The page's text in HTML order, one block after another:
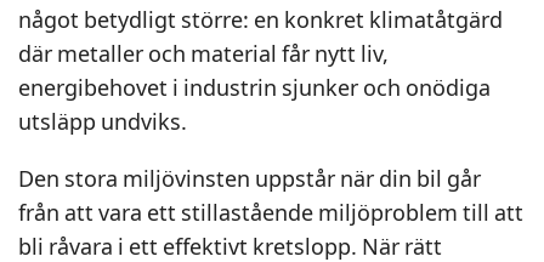
något betydligt större: en konkret klimatåtgärd
där metaller och material får nytt liv,
energibehovet i industrin sjunker och onödiga
utsläpp undviks.
Den stora miljövinsten uppstår när din bil går
från att vara ett stillastående miljöproblem till att
bli råvara i ett effektivt kretslopp. När rätt